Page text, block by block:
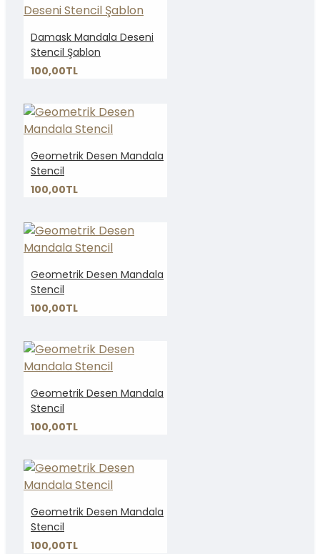
Damask Mandala Deseni
Stencil Şablon
100,00TL
Geometrik Desen Mandala
Stencil
100,00TL
Geometrik Desen Mandala
Stencil
100,00TL
Geometrik Desen Mandala
Stencil
100,00TL
Geometrik Desen Mandala
Stencil
100,00TL